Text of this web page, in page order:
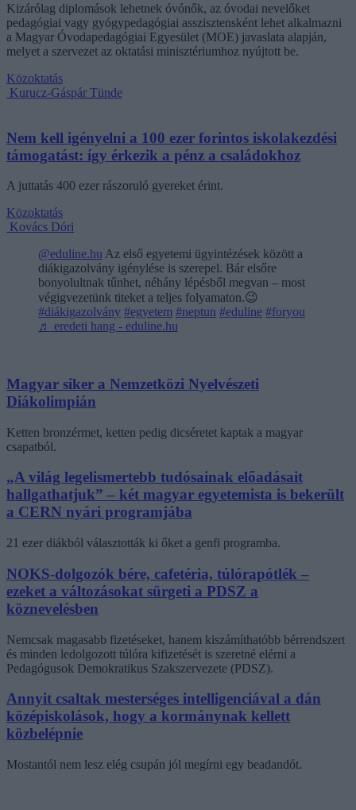
Kizárólag diplomások lehetnek óvónők, az óvodai nevelőket
pedagógiai vagy gyógypedagógiai asszisztensként lehet alkalmazni
a Magyar Óvodapedagógiai Egyesület (MOE) javaslata alapján,
melyet a szervezet az oktatási minisztériumhoz nyújtott be.
Közoktatás
Kurucz-Gáspár Tünde
Nem kell igényelni a 100 ezer forintos iskolakezdési
támogatást: így érkezik a pénz a családokhoz
A juttatás 400 ezer rászoruló gyereket érint.
Közoktatás
Kovács Dóri
@eduline.hu Az első egyetemi ügyintézések között a
diákigazolvány igénylése is szerepel. Bár elsőre
bonyolultnak tűnhet, néhány lépésből megvan – most
végigvezetünk titeket a teljes folyamaton.😉
#diákigazolvány #egyetem #neptun #eduline #foryou
♬ eredeti hang - eduline.hu
Magyar siker a Nemzetközi Nyelvészeti
Diákolimpián
Ketten bronzérmet, ketten pedig dicséretet kaptak a magyar
csapatból.
„A világ legelismertebb tudósainak előadásait
hallgathatjuk” – két magyar egyetemista is bekerült
a CERN nyári programjába
21 ezer diákból választották ki őket a genfi programba.
NOKS-dolgozók bére, cafetéria, túlórapótlék –
ezeket a változásokat sürgeti a PDSZ a
köznevelésben
Nemcsak magasabb fizetéseket, hanem kiszámíthatóbb bérrendszert
és minden ledolgozott túlóra kifizetését is szeretné elérni a
Pedagógusok Demokratikus Szakszervezete (PDSZ).
Annyit csaltak mesterséges intelligenciával a dán
középiskolások, hogy a kormánynak kellett
közbelépnie
Mostantól nem lesz elég csupán jól megírni egy beadandót.